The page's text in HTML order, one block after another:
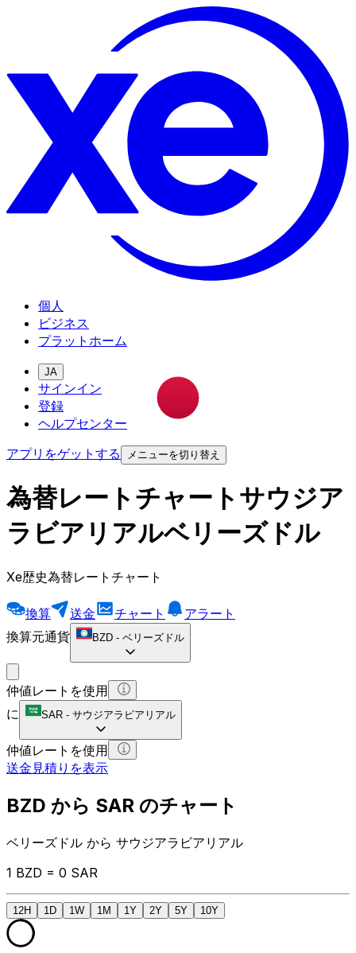
個人
ビジネス
プラットホーム
JA
サインイン
登録
ヘルプセンター
アプリをゲットする
メニューを切り替え
為替レートチャートサウジア
ラビアリアルベリーズドル
Xe歴史為替レートチャート
換算 送金 チャート
アラート
換算元通貨
BZD - ベリーズドル
仲値レートを使用
に
SAR - サウジアラビアリアル
仲値レートを使用
送金見積りを表示
BZD から SAR のチャート
ベリーズドル から サウジアラビアリアル
1 BZD = 0 SAR
12H 1D 1W 1M 1Y 2Y 5Y 10Y